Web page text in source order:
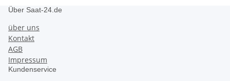
Über Saat-24.de
über uns
Kontakt
AGB
Impressum
Kundenservice